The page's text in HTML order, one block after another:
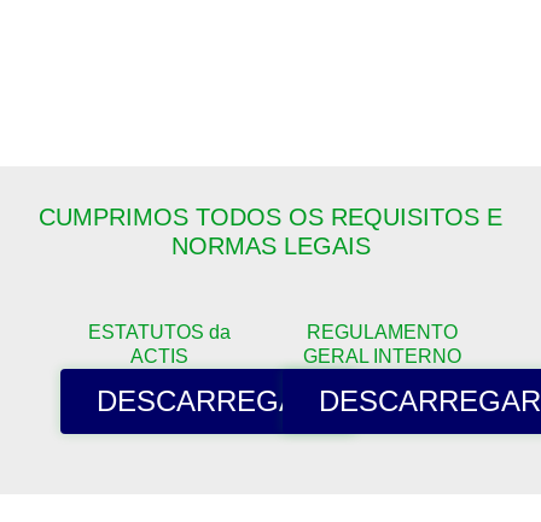
CUMPRIMOS TODOS OS REQUISITOS E
NORMAS LEGAIS
ESTATUTOS da
ACTIS
DESCARREGAR
REGULAMENTO
GERAL INTERNO
DESCARREGAR